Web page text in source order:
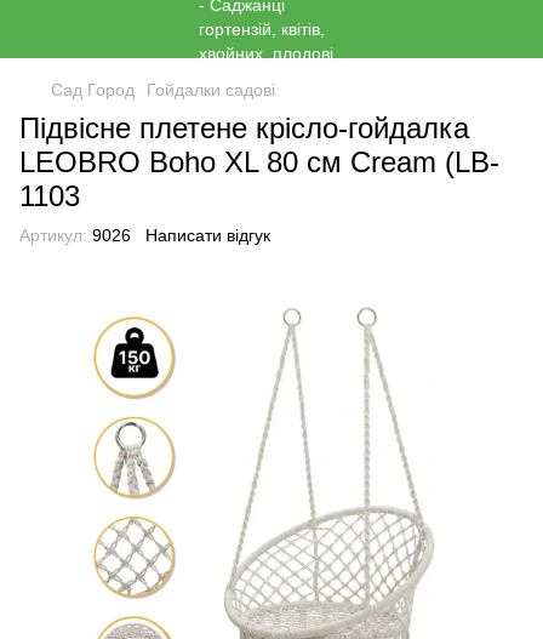
Сад Город Гойдалки садові
Підвісне плетене крісло-гойдалка
LEOBRO Boho XL 80 см Cream (LB-
1103
Артикул: 9026 Написати відгук